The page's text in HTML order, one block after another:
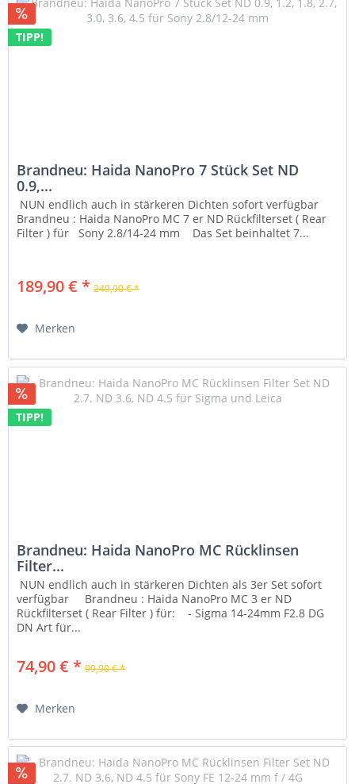
TIPP!
Brandneu: Haida NanoPro 7 Stück Set ND
0.9,...
NUN endlich auch in stärkeren Dichten sofort verfügbar
Brandneu : Haida NanoPro MC 7 er ND Rückfilterset ( Rear
Filter ) für Sony 2.8/14-24 mm Das Set beinhaltet 7...
189,90 € * 249,90 € *
Merken
TIPP!
Brandneu: Haida NanoPro MC Rücklinsen
Filter...
NUN endlich auch in stärkeren Dichten als 3er Set sofort
verfügbar Brandneu : Haida NanoPro MC 3 er ND
Rückfilterset ( Rear Filter ) für: - Sigma 14-24mm F2.8 DG
DN Art für...
74,90 € * 99,90 € *
Merken